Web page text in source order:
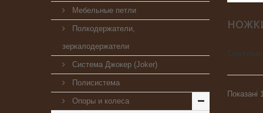
Мебельные петли
Полкодержатели,
зеркалодержатели
Система Джокер (Joker)
Полисистема
Опоры и колеса
Показані